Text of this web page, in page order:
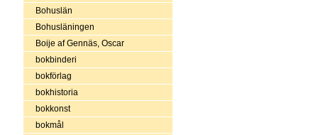
Bohuslän
Bohusläningen
Boije af Gennäs, Oscar
bokbinderi
bokförlag
bokhistoria
bokkonst
bokmål